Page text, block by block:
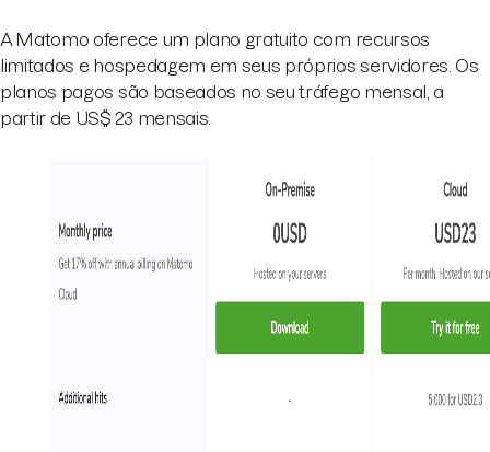
A Matomo oferece um plano gratuito com recursos
limitados e hospedagem em seus próprios servidores. Os
planos pagos são baseados no seu tráfego mensal, a
partir de US$ 23 mensais.